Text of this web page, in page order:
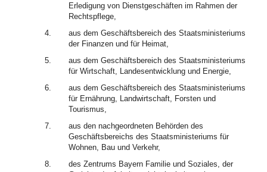
Erledigung von Dienstgeschäften im Rahmen der
Rechtspflege,
4.
aus dem Geschäftsbereich des Staatsministeriums
der Finanzen und für Heimat,
5.
aus dem Geschäftsbereich des Staatsministeriums
für Wirtschaft, Landesentwicklung und Energie,
6.
aus dem Geschäftsbereich des Staatsministeriums
für Ernährung, Landwirtschaft, Forsten und
Tourismus,
7.
aus den nachgeordneten Behörden des
Geschäftsbereichs des Staatsministeriums für
Wohnen, Bau und Verkehr,
8.
des Zentrums Bayern Familie und Soziales, der